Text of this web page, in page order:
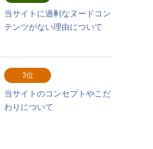
当サイトに過剰なヌードコン
テンツがない理由について
3位
当サイトのコンセプトやこだ
わりについて